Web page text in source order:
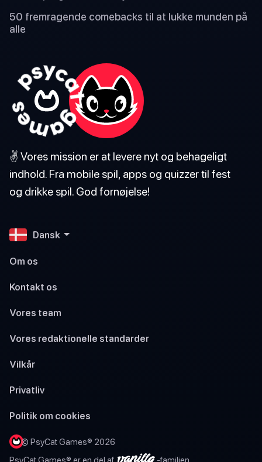
50 fremragende comebacks til at lukke munden på
alle
✌️ Vores mission er at levere nyt og behageligt
indhold. Fra mobile spil, apps og quizzer til fest
og drikke spil. God fornøjelse!
Dansk
Om os
Kontakt os
Vores team
Vores redaktionelle standarder
Vilkår
Privatliv
Politik om cookies
© PsyCat Games® 2026
PsyCat Games® er en del af
-familien.